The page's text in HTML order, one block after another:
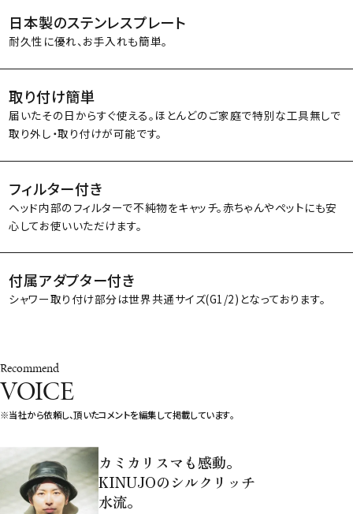
日本製のステンレスプレート
耐久性に優れ、お手入れも簡単。
取り付け簡単
届いたその日からすぐ使える。ほとんどのご家庭で特別な工具無しで
取り外し・取り付けが可能です。
フィルター付き
ヘッド内部のフィルターで不純物をキャッチ。赤ちゃんやペットにも安
心してお使いいただけます。
付属アダプター付き
シャワー取り付け部分は世界共通サイズ(G1/2)となっております。
Recommend
VOICE
※当社から依頼し、頂いたコメントを編集して掲載しています。
カミカリスマも感動。
KINUJOのシルクリッチ
水流。